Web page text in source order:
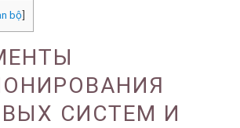
bộ]
СИСТЕМ И